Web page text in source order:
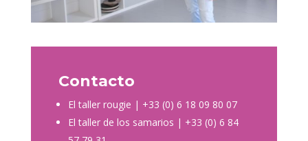
Contacto
El taller rougie | +33 (0) 6 18 09 80 07
El taller de los samarios | +33 (0) 6 84